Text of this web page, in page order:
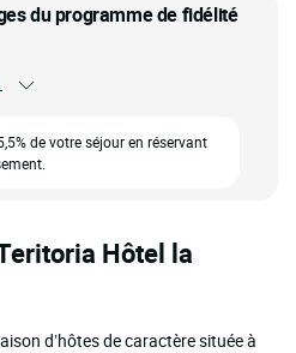
du programme de fidélité
de votre séjour en réservant
Hôtel la
d’hôtes de caractère située à